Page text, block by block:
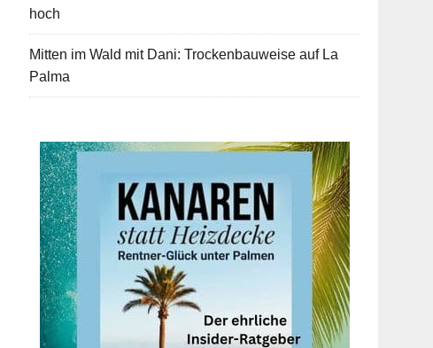
hoch
Mitten im Wald mit Dani: Trockenbauweise auf La
Palma